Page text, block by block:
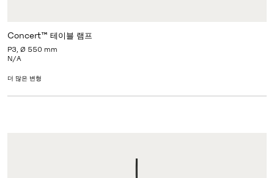
Concert™ 테이블 램프
P3, Ø 550 mm
N/A
더 많은 변형